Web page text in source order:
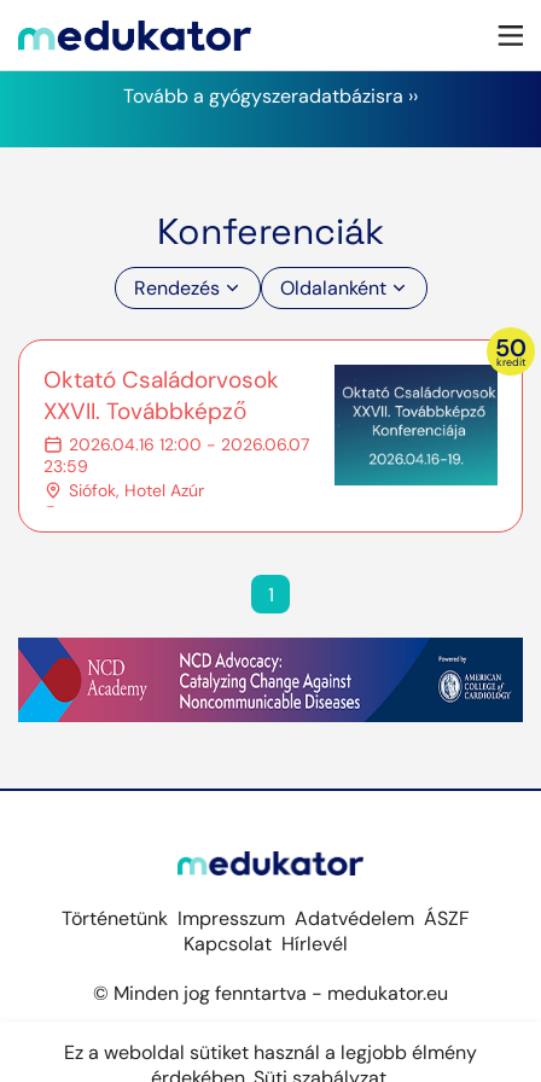
Tovább a gyógyszeradatbázisra ››
Konferenciák
Rendezés Oldalanként
50
kredit
Oktató Családorvosok
XXVII. Továbbképző
Konferenciája
2026.04.16 12:00 - 2026.06.07
23:59
Siófok, Hotel Azúr
1
Történetünk Impresszum Adatvédelem ÁSZF
Kapcsolat Hírlevél
© Minden jog fenntartva - medukator.eu
Ez a weboldal sütiket használ a legjobb élmény